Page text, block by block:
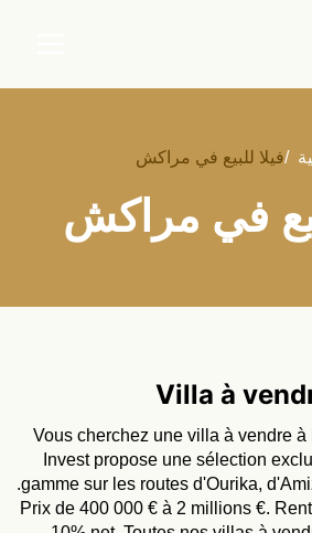
/فيلا للبيع في مراكش
في مراكش
Villa à
Vous cherchez une villa à vendre
Invest propose une sélection
gamme sur les routes d'Ourika,
Prix de 400 000 € à 2 millions €.